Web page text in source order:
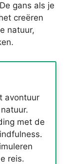
gans als je
creëren
natuur,
avontuur
met de
reis.